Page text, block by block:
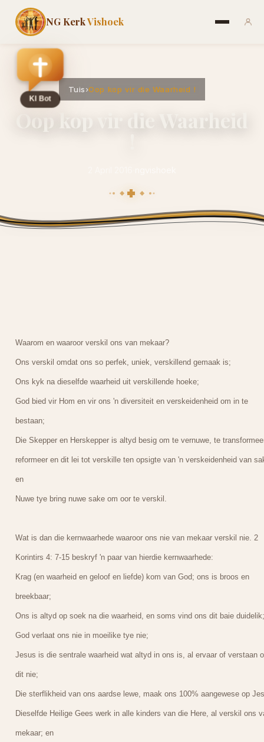
NG KerkVishoek
Tuis›Oop kop vir die Waarheid !
Waarom en waaroor verskil ons van mekaar?
Ons verskil omdat ons so perfek, uniek, verskillend gemaak is;
Ons kyk na dieselfde waarheid uit verskillende hoeke;
God bied vir Hom en vir ons 'n diversiteit en verskeidenheid om in te
bestaan;
Die Skepper en Herskepper is altyd besig om te vernuwe, te
reformeer en dit lei tot verskille ten opsigte van 'n verskeidenheid van
en
Nuwe tye bring nuwe sake om oor te verskil.
Wat is dan die kernwaarhede waaroor ons nie van mekaar verskil nie. 2
Korintirs 4: 7-15 beskryf 'n paar van hierdie kernwaarhede:
Krag (en waarheid en geloof en liefde) kom van God; ons is broos en
breekbaar;
Ons is altyd op soek na die waarheid, en soms vind ons dit baie duidelik;
God verlaat ons nie in moeilike tye nie;
Jesus is die sentrale waarheid wat altyd in ons is, al ervaar of verstaan
dit nie;
Die sterflikheid van ons aardse lewe, maak ons 100% aangewese op
Dieselfde Heilige Gees werk in alle kinders van die Here, al verskil ons
mekaar; en